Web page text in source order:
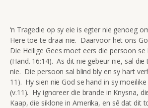
‘n Tragedie op sy eie is egter nie genoeg
Here toe te draai nie. Daarvoor het ons
Die Heilige Gees moet eers die persoon
(Hand. 16:14). As dit nie gebeur nie, sal
nie. Die persoon sal blind bly en sy hart
11). Hy sien nie God se hand in sy
(v.11). Hy ignoreer die brande in Knysna,
Kaap, die siklone in Amerika, en sê dat dit